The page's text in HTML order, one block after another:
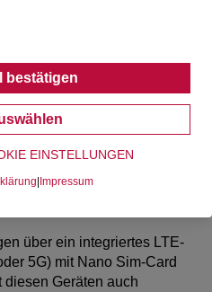
bestätigen
EINSTELLUNGEN
|Impressum
auch wegen ihrer
von Windows. Diese
Begleitern für
die ein gutes Arbeits- und
macht Lenovo
für herkömmliche Laptops
und effiziente
über ein integriertes LTE-
5G) mit Nano Sim-Card
diesen Geräten auch